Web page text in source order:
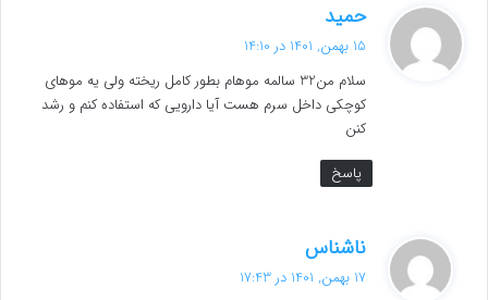
حمید
ت
:
15 بهمن, 1401 در 14:10
سلام من32 سالمه موهام بطور کامل ریخته ولی یه موهای
کوچکی داخل سرم هست آیا دارویی که استفاده کنم و رشد
کنن
پاسخ
ناشناس
ف
17 بهمن, 1401 در 17:43